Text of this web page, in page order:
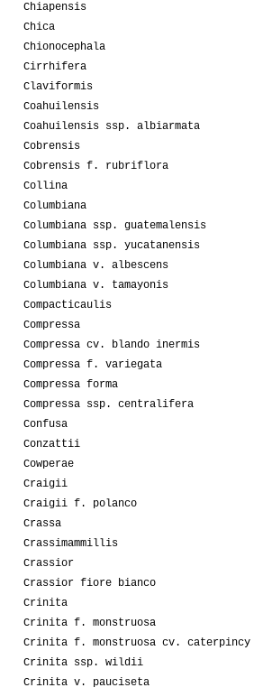
Chiapensis
Chica
Chionocephala
Cirrhifera
Claviformis
Coahuilensis
Coahuilensis ssp. albiarmata
Cobrensis
Cobrensis f. rubriflora
Collina
Columbiana
Columbiana ssp. guatemalensis
Columbiana ssp. yucatanensis
Columbiana v. albescens
Columbiana v. tamayonis
Compacticaulis
Compressa
Compressa cv. blando inermis
Compressa f. variegata
Compressa forma
Compressa ssp. centralifera
Confusa
Conzattii
Cowperae
Craigii
Craigii f. polanco
Crassa
Crassimammillis
Crassior
Crassior fiore bianco
Crinita
Crinita f. monstruosa
Crinita f. monstruosa cv. caterpincy
Crinita ssp. wildii
Crinita v. pauciseta